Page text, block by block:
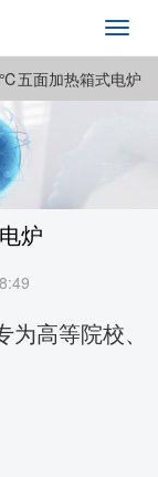
五面加热箱式电炉
炉
为高等院校、